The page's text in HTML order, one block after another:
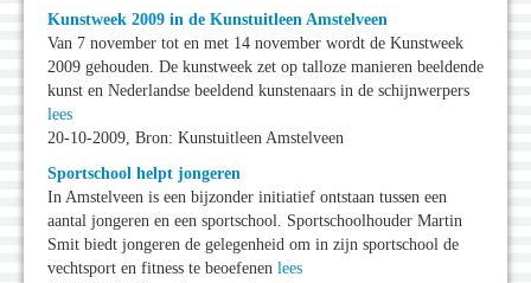
Kunstweek 2009 in de Kunstuitleen Amstelveen
Van 7 november tot en met 14 november wordt de Kunstweek
2009 gehouden. De kunstweek zet op talloze manieren beeldende
kunst en Nederlandse beeldend kunstenaars in de schijnwerpers
lees
20-10-2009, Bron: Kunstuitleen Amstelveen
Sportschool helpt jongeren
In Amstelveen is een bijzonder initiatief ontstaan tussen een
aantal jongeren en een sportschool. Sportschoolhouder Martin
Smit biedt jongeren de gelegenheid om in zijn sportschool de
vechtsport en fitness te beoefenen lees